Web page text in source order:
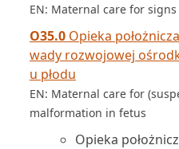
EN: Maternal care for
O35.0 Opieka
wady rozwojowej
u płodu
EN: Maternal care for
malformation in fetus
Opieka